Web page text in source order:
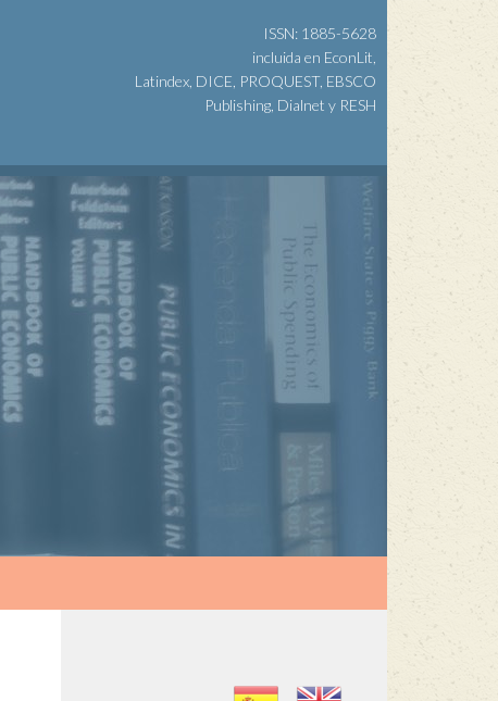
ISSN: 1885-5628
incluida en EconLit,
Latindex, DICE, PROQUEST, EBSCO
Publishing, Dialnet y RESH